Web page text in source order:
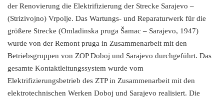
der Renovierung die Elektrifizierung der Strecke Sarajevo –
(Strizivojno) Vrpolje. Das Wartungs- und Reparaturwerk für die
größere Strecke (Omladinska pruga Šamac – Sarajevo, 1947)
wurde von der Remont pruga in Zusammenarbeit mit den
Betriebsgruppen von ZOP Doboj und Sarajevo durchgeführt. Das
gesamte Kontaktleitungssystem wurde vom
Elektrifizierungsbetrieb des ZTP in Zusammenarbeit mit den
elektrotechnischen Werken Doboj und Sarajevo realisiert. Die